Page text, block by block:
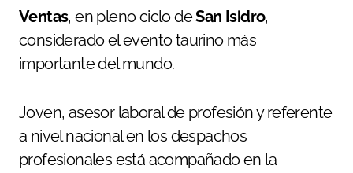
Ventas, en pleno ciclo deSan Isidro,
considerado el evento taurino más
importante del mundo.
Joven, asesor laboral de profesión y referente
a nivel nacional en los despachos
profesionales está acompañado en la